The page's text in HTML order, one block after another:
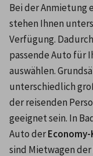
Bei der Anmietung
stehen Ihnen
Verfügung.
passende Auto für
auswählen.
unterschiedlich
der reisenden
geeignet sein. In
Auto der Economy-
sind Mietwagen der